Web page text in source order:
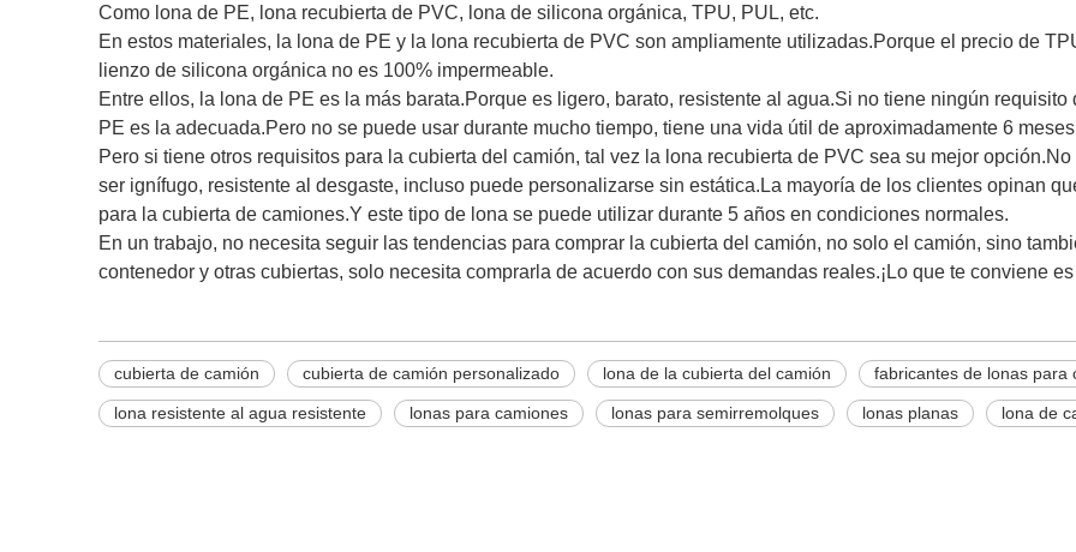
Como lona de PE, lona recubierta de PVC, lona de silicona orgánica, TPU, PUL, etc.
En estos materiales, la lona de PE y la lona recubierta de PVC son ampliamente utilizadas.Porque el precio de
lienzo de silicona orgánica no es 100% impermeable.
Entre ellos, la lona de PE es la más barata.Porque es ligero, barato, resistente al agua.Si no tiene ningún
PE es la adecuada.Pero no se puede usar durante mucho tiempo, tiene una vida útil de aproximadamente 6
Pero si tiene otros requisitos para la cubierta del camión, tal vez la lona recubierta de PVC sea su mejor
ser ignífugo, resistente al desgaste, incluso puede personalizarse sin estática.La mayoría de los clientes opinan
para la cubierta de camiones.Y este tipo de lona se puede utilizar durante 5 años en condiciones normales.
En un trabajo, no necesita seguir las tendencias para comprar la cubierta del camión, no solo el camión, sino
contenedor y otras cubiertas, solo necesita comprarla de acuerdo con sus demandas reales.¡Lo que te conviene
cubierta de camión cubierta de camión personalizado lona de la cubierta del camión fabricantes de lonas para
lona resistente al agua resistente lonas para camiones lonas para semirremolques lonas planas lona de